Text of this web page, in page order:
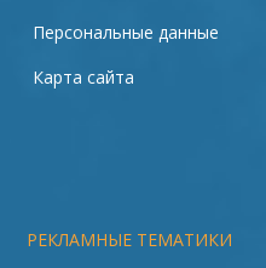
РЕКЛАМНЫЕ ТЕМАТИКИ
Персональные данные
Карта сайта